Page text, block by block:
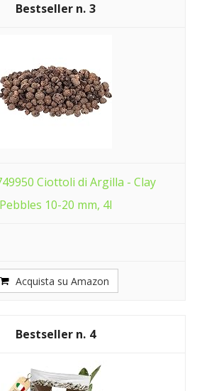
3
Ciottoli di Argilla - Clay
Pebbles 10-20 mm, 4l
Acquista su Amazon
4